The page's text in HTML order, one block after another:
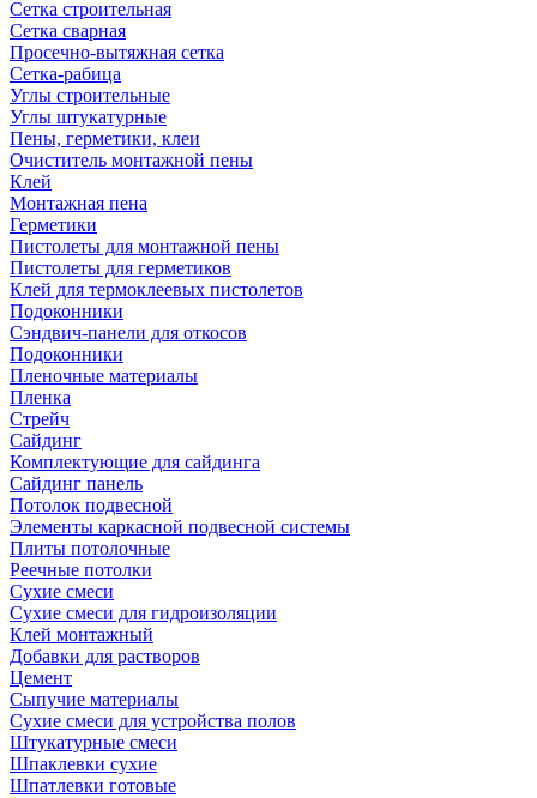
Сетка строительная
Сетка сварная
Просечно-вытяжная сетка
Сетка-рабица
Углы строительные
Углы штукатурные
Пены, герметики, клеи
Очиститель монтажной пены
Клей
Монтажная пена
Герметики
Пистолеты для монтажной пены
Пистолеты для герметиков
Клей для термоклеевых пистолетов
Подоконники
Сэндвич-панели для откосов
Подоконники
Пленочные материалы
Пленка
Стрейч
Сайдинг
Комплектующие для сайдинга
Сайдинг панель
Потолок подвесной
Элементы каркасной подвесной системы
Плиты потолочные
Реечные потолки
Сухие смеси
Сухие смеси для гидроизоляции
Клей монтажный
Добавки для растворов
Цемент
Сыпучие материалы
Сухие смеси для устройства полов
Штукатурные смеси
Шпаклевки сухие
Шпатлевки готовые